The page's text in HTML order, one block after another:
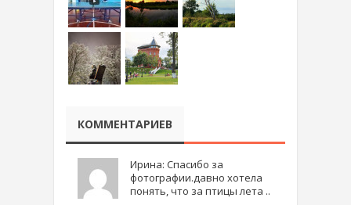
КОММЕНТАРИЕВ
Ирина: Спасибо за
фотографии.давно хотела
понять, что за птицы лета ..